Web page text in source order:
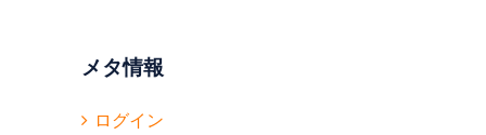
メタ情報
ログイン